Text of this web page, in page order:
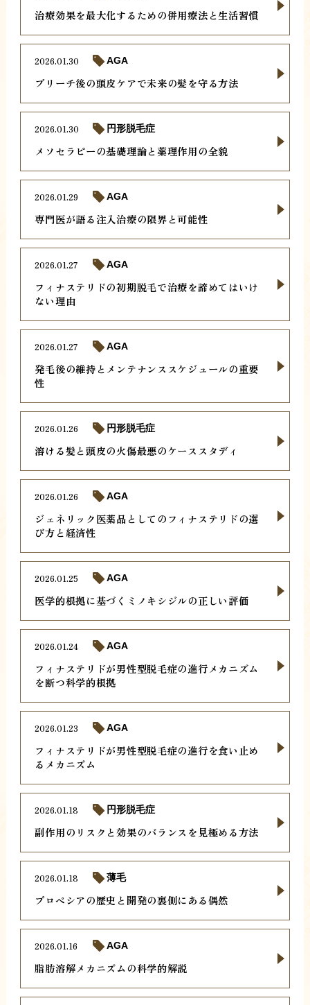
治療効果を最大化するための併用療法と生活習慣
ブリーチ後の頭皮ケアで未来の髪を守る方法
2026.01.30 AGA
メソセラピーの基礎理論と薬理作用の全貌
2026.01.30 円形脱毛症
専門医が語る注入治療の限界と可能性
2026.01.29 AGA
フィナステリドの初期脱毛で治療を諦めてはいけ
ない理由
2026.01.27 AGA
発毛後の維持とメンテナンススケジュールの重要
性
2026.01.27 AGA
溶ける髪と頭皮の火傷最悪のケーススタディ
2026.01.26 円形脱毛症
ジェネリック医薬品としてのフィナステリドの選
び方と経済性
2026.01.26 AGA
医学的根拠に基づくミノキシジルの正しい評価
2026.01.25 AGA
フィナステリドが男性型脱毛症の進行メカニズム
を断つ科学的根拠
2026.01.24 AGA
フィナステリドが男性型脱毛症の進行を食い止め
るメカニズム
2026.01.23 AGA
副作用のリスクと効果のバランスを見極める方法
2026.01.18 円形脱毛症
プロペシアの歴史と開発の裏側にある偶然
2026.01.18 薄毛
脂肪溶解メカニズムの科学的解説
2026.01.16 AGA